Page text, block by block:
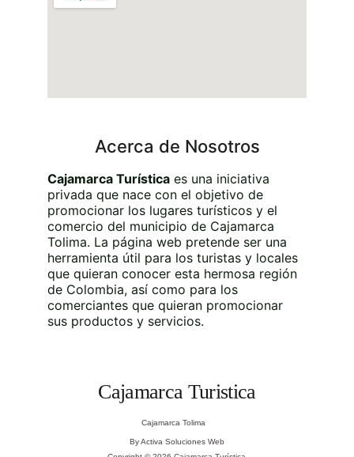
Acerca de Nosotros
Cajamarca Turística es una iniciativa
privada que nace con el objetivo de
promocionar los lugares turísticos y el
comercio del municipio de Cajamarca
Tolima. La página web pretende ser una
herramienta útil para los turistas y locales
que quieran conocer esta hermosa región
de Colombia, así como para los
comerciantes que quieran promocionar
sus productos y servicios.
By Activa Soluciones Web
Cajamarca Tolima
Cajamarca Turistica